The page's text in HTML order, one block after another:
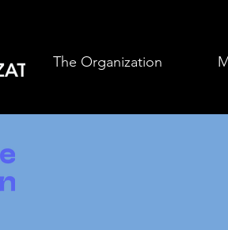
The Organization